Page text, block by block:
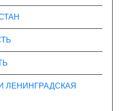
ЛЕНИНГРАДСКАЯ